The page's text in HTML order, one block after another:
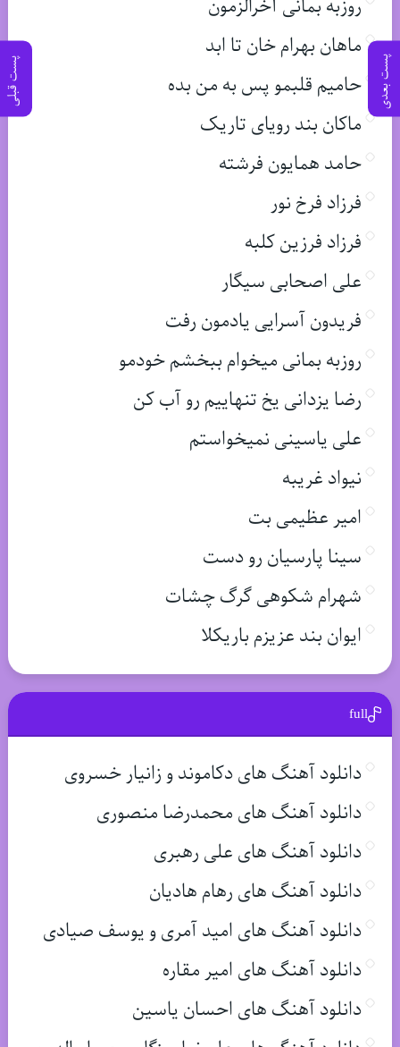
پست بعدی پست قبلی
روزبه بمانی آخرالزمون
ماهان بهرام خان تا ابد
حامیم قلبمو پس به من بده
ماکان بند رویای تاریک
حامد همایون فرشته
فرزاد فرخ نور
فرزاد فرزین کلبه
علی اصحابی سیگار
فریدون آسرایی یادمون رفت
روزبه بمانی میخوام ببخشم خودمو
رضا یزدانی یخ تنهاییم رو آب کن
علی یاسینی نمیخواستم
نیواد غریبه
امیر عظیمی بت
سینا پارسیان رو دست
شهرام شکوهی گرگ چشات
ایوان بند عزیزم باریکلا
full
دانلود آهنگ های دکاموند و زانیار خسروی
دانلود آهنگ های محمدرضا منصوری
دانلود آهنگ های علی رهبری
دانلود آهنگ های رهام هادیان
دانلود آهنگ های امید آمری و یوسف صیادی
دانلود آهنگ های امیر مقاره
دانلود آهنگ های احسان یاسین